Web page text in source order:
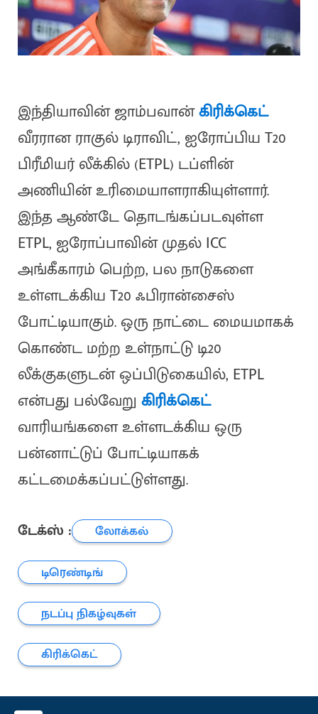
இந்தியாவின் ஜாம்பவான்கிரிக்கெட்
வீரரான ராகுல் டிராவிட், ஐரோப்பிய T20
பிரீமியர் லீக்கில் (ETPL) டப்ளின்
அணியின் உரிமையாளராகியுள்ளார்.
இந்த ஆண்டே தொடங்கப்படவுள்ள
ETPL, ஐரோப்பாவின் முதல் ICC
அங்கீகாரம் பெற்ற, பல நாடுகளை
உள்ளடக்கிய T20 ஃபிரான்சைஸ்
போட்டியாகும். ஒரு நாட்டை மையமாகக்
கொண்ட மற்ற உள்நாட்டு டி20
லீக்குகளுடன் ஒப்பிடுகையில், ETPL
என்பது பல்வேறு கிரிக்கெட்
வாரியங்களை உள்ளடக்கிய ஒரு
பன்னாட்டுப் போட்டியாகக்
கட்டமைக்கப்பட்டுள்ளது.
டேக்ஸ் :
லோக்கல்
டிரெண்டிங்
நடப்பு நிகழ்வுகள்
கிரிக்கெட்